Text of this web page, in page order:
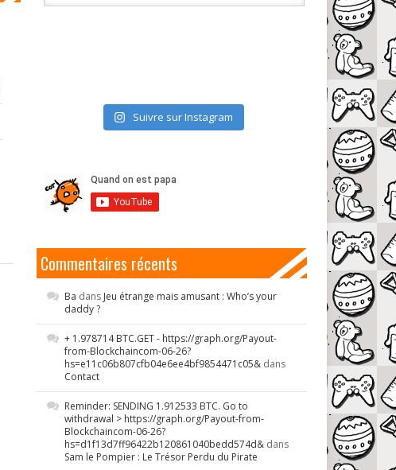
Suivre sur Instagram
Commentaires récents
Ba dans Jeu étrange mais amusant : Who’s your
daddy ?
+ 1.978714 BTC.GET - https://graph.org/Payout-
from-Blockchaincom-06-26?
hs=e11c06b807cfb04e6ee4bf9854471c05& dans
Contact
Reminder: SENDING 1.912533 BTC. Go to
withdrawal > https://graph.org/Payout-from-
Blockchaincom-06-26?
hs=d1f13d7ff96422b120861040bedd574d& dans
Sam le Pompier : Le Trésor Perdu du Pirate